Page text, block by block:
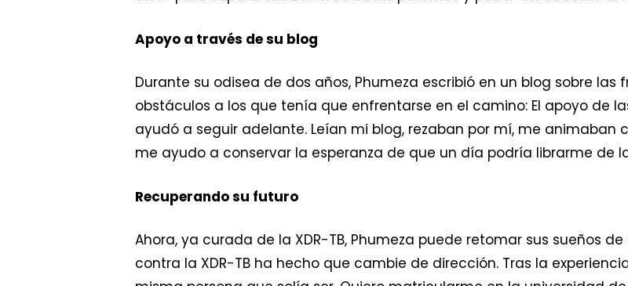
Apoyo a través de su blog
Durante su odisea de dos años, Phumeza escribió en un blog sobre las
obstáculos a los que tenía que enfrentarse en el camino: El apoyo de
ayudó a seguir adelante. Leían mi blog, rezaban por mí, me animaban
me ayudo a conservar la esperanza de que un día podría librarme de la
Recuperando su futuro
Ahora, ya curada de la XDR-TB, Phumeza puede retomar sus sueños
contra la XDR-TB ha hecho que cambie de dirección. Tras la